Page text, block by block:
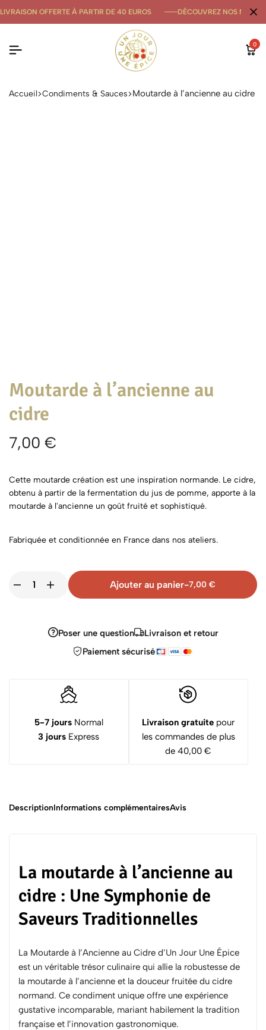
LIVRAISON OFFERTE À PARTIR DE 40 EUROS DÉCOUVREZ NOS
0
Accueil Condiments & Sauces Moutarde à l’ancienne au cidre
Moutarde à l’ancienne au
cidre
7,00 €
Cette moutarde création est une inspiration normande. Le cidre,
obtenu à partir de la fermentation du jus de pomme, apporte à la
moutarde à l'ancienne un goût fruité et sophistiqué.
Fabriquée et conditionnée en France dans nos ateliers.
Ajouter au panier-7,00 €
Poser une question
Livraison et retour
Paiement sécurisé
5-7 joursNormal
3 jours Express
Livraison gratuite pour
les commandes de plus
de 40,00 €
DescriptionInformations complémentairesAvis
La moutarde à l’ancienne au
cidre : Une Symphonie de
Saveurs Traditionnelles
La Moutarde à l’Ancienne au Cidre d’Un Jour Une Épice
est un véritable trésor culinaire qui allie la robustesse de
la moutarde à l’ancienne et la douceur fruitée du cidre
normand. Ce condiment unique offre une expérience
gustative incomparable, mariant habilement la tradition
française et l’innovation gastronomique.